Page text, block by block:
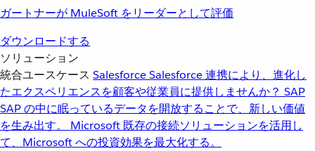
ガートナーが MuleSoft をリーダーとして評価
ダウンロードする
ソリューション
統合ユースケース SalesforceSalesforce 連携により、進化し
たエクスペリエンスを顧客や従業員に提供しませんか？ SAP
SAP の中に眠っているデータを開放することで、新しい価値
を生み出す。
Microsoft 既存の接続ソリューションを活用し
て、Microsoft への投資効果を最大化する。